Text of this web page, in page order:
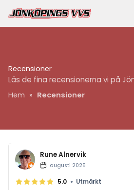
Recensioner
Läs de fina recensionerna vi på
Hem » Recensioner
Rune Alnervik
augusti 2025
5.0 • Utmärkt